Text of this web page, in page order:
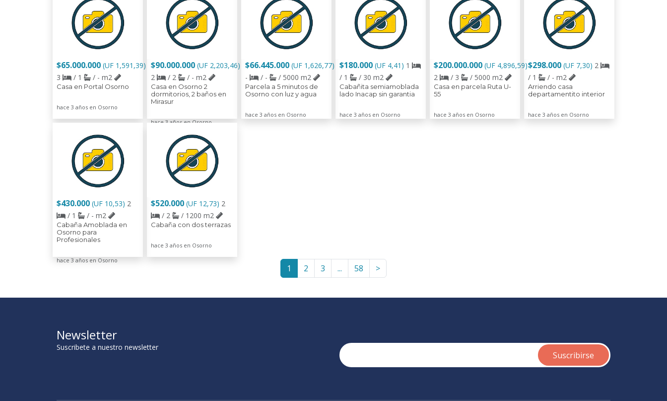
$65.000.000 (UF 1,591,39)
3
/ 1 / - m2
Casa en Portal Osorno
hace 3 años en Osorno
$90.000.000 (UF 2,203,46)
2
/ 2 / - m2
Casa en Osorno 2
dormitorios, 2 baños en
Mirasur
hace 3 años en Osorno
$66.445.000 (UF 1,626,77)
-
/ - / 5000 m2
Parcela a 5 minutos de
Osorno con luz y agua
hace 3 años en Osorno
$180.000 (UF 4,41) 1
/ 1
/ 30 m2
Cabañita semiamoblada
lado Inacap sin garantia
hace 3 años en Osorno
$200.000.000 (UF 4,896,59)
2
/ 3 / 5000 m2
Casa en parcela Ruta U-
55
hace 3 años en Osorno
$298.000 (UF 7,30) 2
/ 1
/ - m2
Arriendo casa
departamentito interior
hace 3 años en Osorno
$430.000 (UF 10,53) 2
/ 1
/ - m2
Cabaña Amoblada en
Osorno para
Profesionales
hace 3 años en Osorno
$520.000 (UF 12,73) 2
/ 2
/ 1200 m2
Cabaña con dos terrazas
hace 3 años en Osorno
1 2 3 ... 58 >
Newsletter
Suscribete a nuestro newsletter